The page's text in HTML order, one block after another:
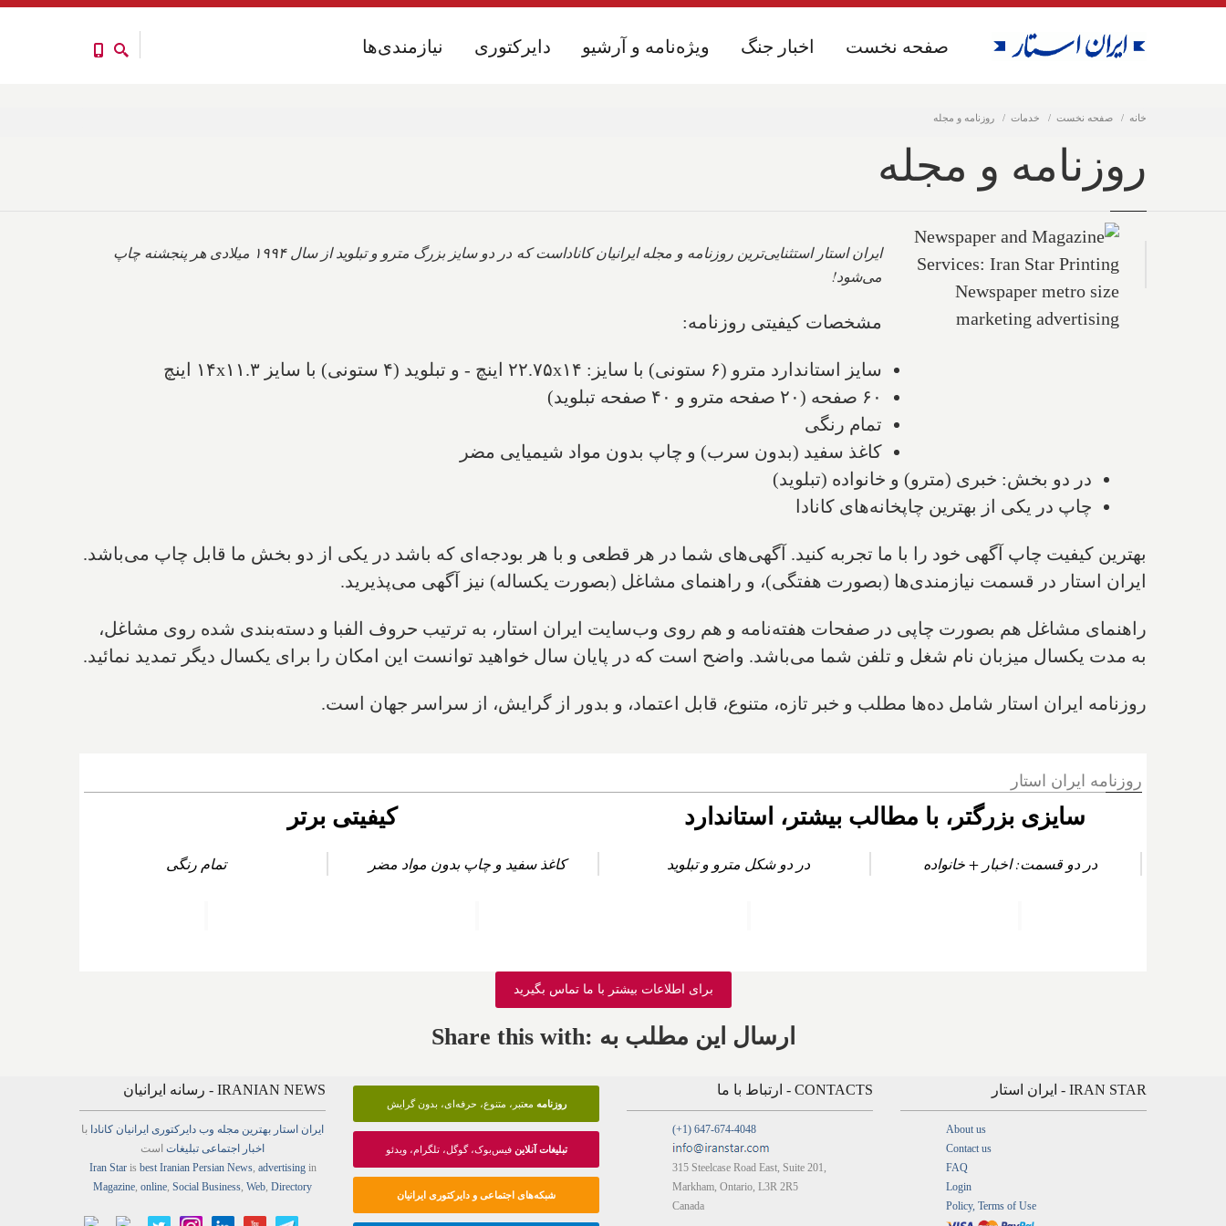
نیازمندی‌ها دایرکتوری ویژه‌نامه و آرشیو اخبار جنگ صفحه نخست
خانه صفحه نخست خدمات روزنامه و مجله
نیازمندی‌ها دایرکتوری ویژه‌نامه و آرشیو اخبار جنگ صفحه نخست
روزنامه و مجله
ایران استار استثنایی‌ترین روزنامه و مجله ایرانیان کانادا
ست که در دو سایز بزرگ مترو و تبلوید از سال ۱۹۹۴ میلادی هر پنجشنه چاپ
می‌شود!
مشخصات کیفیتی روزنامه:
سایز استاندارد مترو (۶ ستونی) با سایز: ۲۲.۷۵x۱۴ اینچ - و تبلوید (۴ ستونی) با سایز ۱۴x۱۱.۳ اینچ
۶۰ صفحه (۲۰ صفحه مترو و ۴۰ صفحه تبلوید)
تمام رنگی
کاغذ سفید (بدون سرب) و چاپ بدون مواد شیمیایی مضر
در دو بخش: خبری (مترو) و خانواده (تبلوید)
چاپ در یکی از بهترین چاپخانه‌های کانادا
بهترین کیفیت چاپ آگهی خود را با ما تجربه کنید. آگهی‌های شما در هر قطعی و با هر بودجه‌ای که باشد در یکی از دو بخش ما قابل چاپ می‌باشد.
ایران استار در قسمت نیازمندی‌ها (بصورت هفتگی)، و راهنمای مشاغل (بصورت یکساله) نیز آگهی می‌پذیرید.
راهنمای مشاغل هم بصورت چاپی در صفحات هفته‌نامه و هم روی وب‌سایت ایران استار، به ترتیب حروف الفبا و دسته‌بندی شده روی مشاغل،
به مدت یکسال میزبان نام شغل و تلفن شما می‌باشد. واضح است که در پایان سال خواهید توانست این امکان را برای یکسال دیگر تمدید نمائید.
روزنامه ایران استار شامل ده‌ها مطلب و خبر تازه، متنوع، قابل اعتماد، و بدور از گرایش، از سراسر جهان است.
روزنامه ایران استار
کیفیتی برتر
تمام رنگی کاغذ سفید و چاپ بدون مواد مضر
سایزی بزرگتر، با مطالب بیشتر، استاندارد
در دو شکل مترو و تبلوید در دو قسمت: اخبار + خانواده
برای اطلاعات بیشتر با ما تماس بگیرید
Share this with: ارسال این مطلب به
IRANIAN NEWS - رسانه ایرانیان
ایران استار بهترین مجله وب دایرکتوری ایرانیان کانادا با
اخبار
اجتماعی تبلیغات است
Iran Staris best Iranian Persian News, advertisingin
Magazine, online, Social Business, Web, Directory
روزنامه معتبر، متنوع، حرفه‌ای، بدون گرایش
تبلیغات آنلاینفیس‌بوک، گوگل، تلگرام، ویدئو
شبکه‌های اجتماعی و دایرکتوری ایرانیان
CONTACTS - ارتباط با ما
(+1) 647-674-4048
315 Steelcase Road East, Suite 201,
Markham, Ontario, L3R 2R5
Canada
IRAN STAR - ایران استار
About us
Contact us
FAQ
Login
Policy, Terms of Use